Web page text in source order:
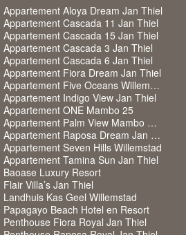
Appartement Aloya Dream Jan Thiel
Appartement Cascada 11 Jan Thiel
Appartement Cascada 15 Jan Thiel
Appartement Cascada 3 Jan Thiel
Appartement Cascada 6 Jan Thiel
Appartement Fiora Dream Jan Thiel
Appartement Five Oceans Willemstad
Appartement Indigo View Jan Thiel
Appartement ONE Mambo 25
Appartement Palm View Mambo Beach
Appartement Raposa Dream Jan Thiel
Appartement Seven Hills Willemstad
Appartement Tamina Sun Jan Thiel
Baoase Luxury Resort
Flair Villa’s Jan Thiel
Landhuis Kas Geel Willemstad
Papagayo Beach Hotel en Resort
Penthouse Fiora Royal Jan Thiel